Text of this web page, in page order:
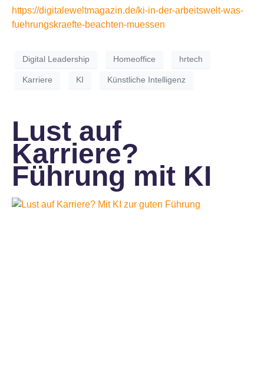
https://digitaleweltmagazin.de/ki-in-der-arbeitswelt-was-
fuehrungskraefte-beachten-muessen
Digital Leadership Homeoffice hrtech
Karriere KI Künstliche Intelligenz
Lust auf
Karriere?
Führung mit KI